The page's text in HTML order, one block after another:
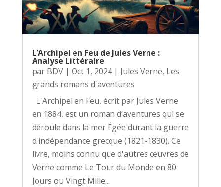
L’Archipel en Feu de Jules Verne :
Analyse Littéraire
par BDV| Oct 1, 2024| Jules Verne, Les
grands romans d'aventures
L'Archipel en Feu, écrit par Jules Verne
en 1884, est un roman d’aventures qui se
déroule dans la mer Égée durant la guerre
d'indépendance grecque (1821-1830). Ce
livre, moins connu que d'autres œuvres de
Verne comme Le Tour du Monde en 80
Jours ou Vingt Mille...